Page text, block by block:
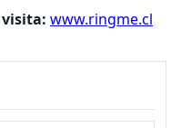
www.ringme.cl